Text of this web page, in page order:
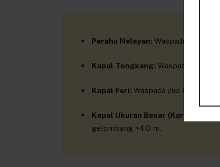
Perahu Nelayan: Waspada jika
Kapal Tongkang: Waspada jika
Kapal Feri: Waspada jika
Kapal Ukuran Besar (Kargo/Pesiar):
gelombang >4.0 m.